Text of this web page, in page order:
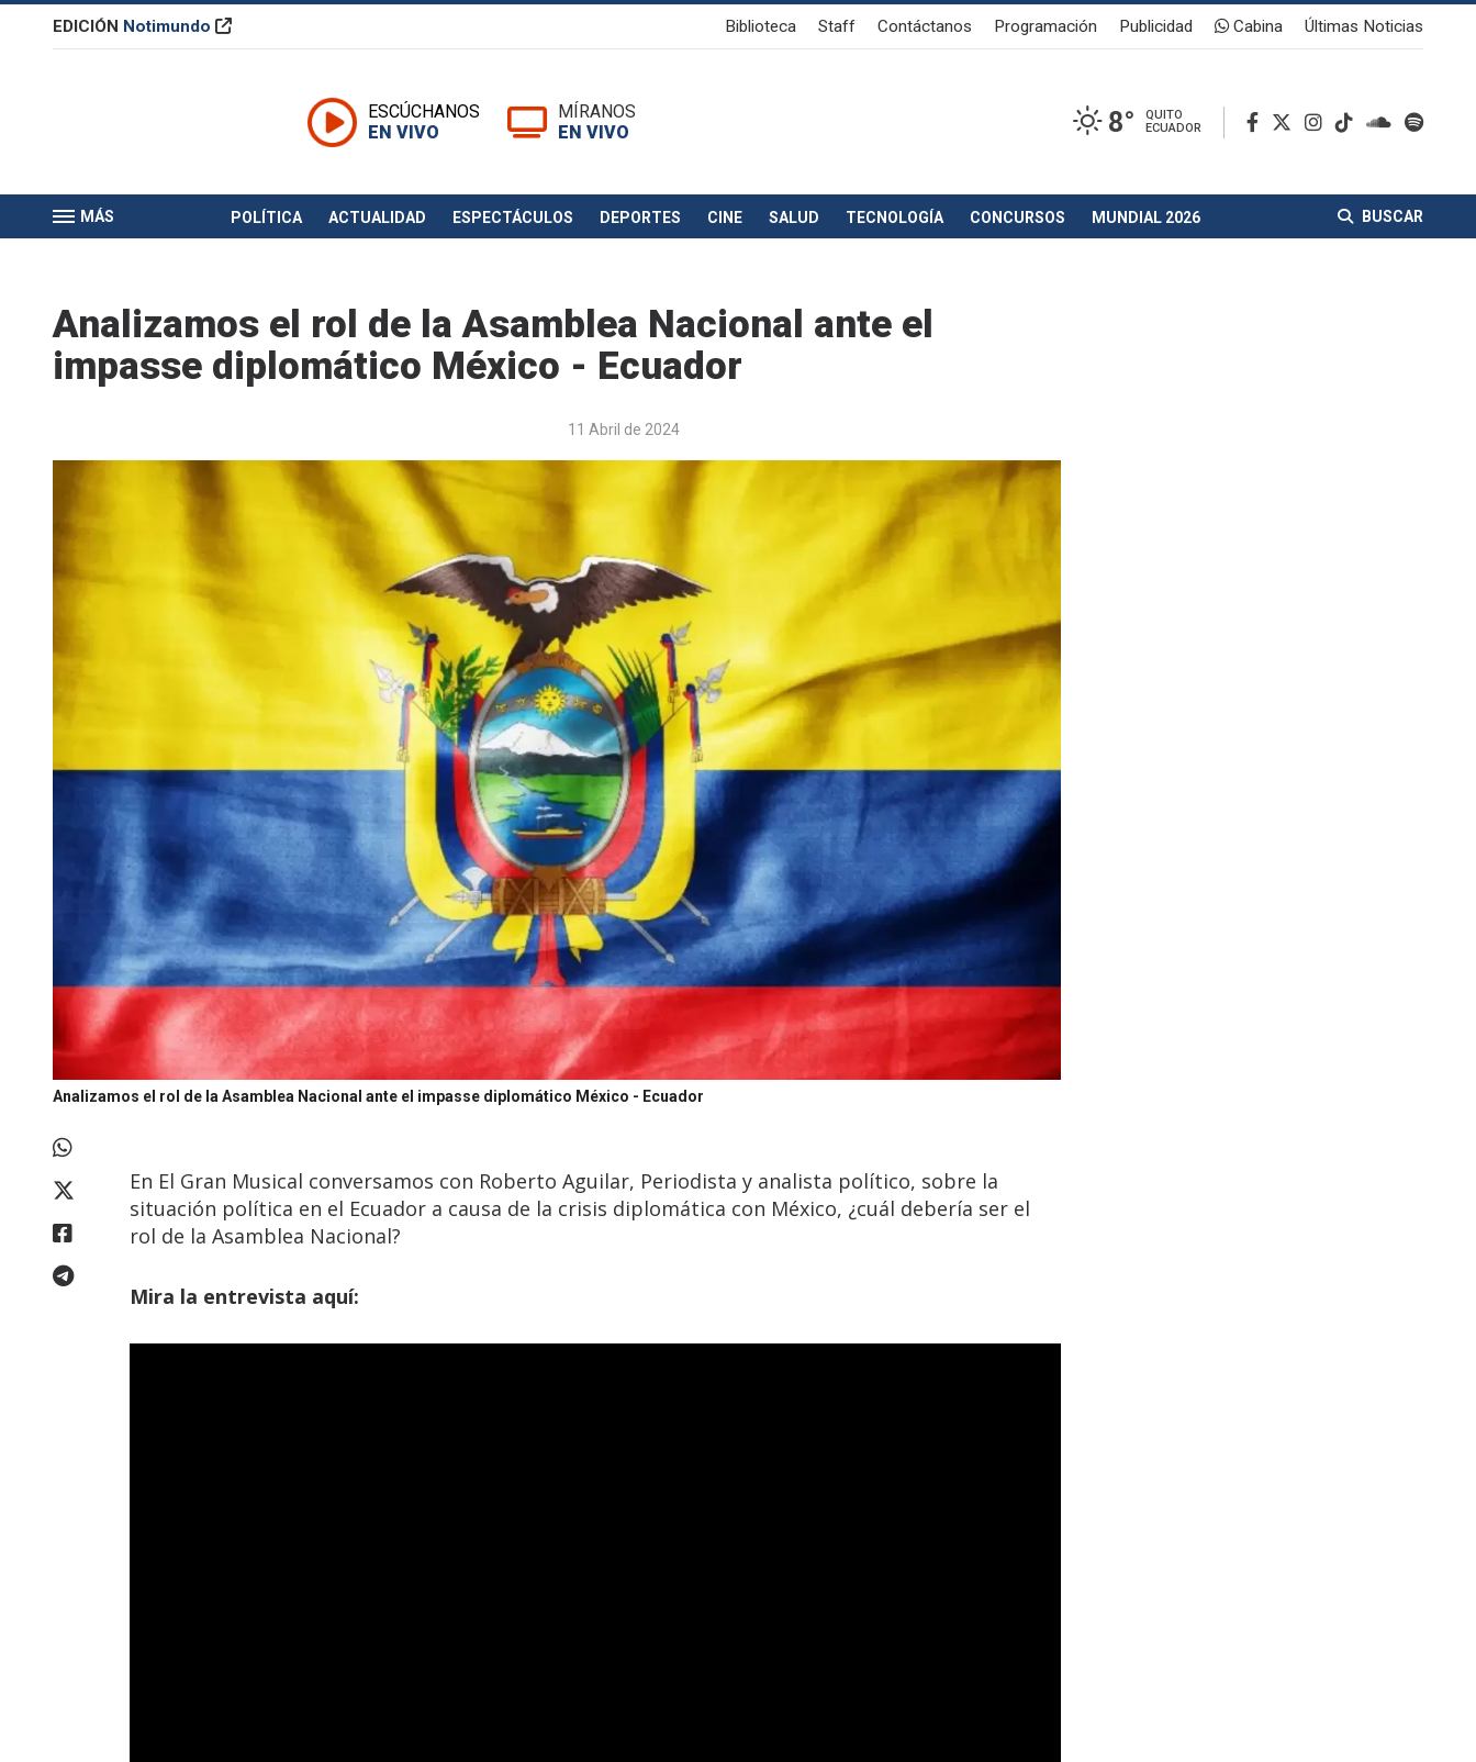
EDICIÓN Notimundo Biblioteca Staff Contáctanos Programación Publicidad Cabina Últimas Noticias
ESCÚCHANOS
EN VIVO
MÍRANOS
EN VIVO
8°
QUITO
ECUADOR
MÁS POLÍTICA ACTUALIDAD ESPECTÁCULOS DEPORTES CINE SALUD TECNOLOGÍA CONCURSOS MUNDIAL 2026 BUSCAR
Analizamos el rol de la Asamblea Nacional ante el
impasse diplomático México - Ecuador
11 Abril de 2024
Analizamos el rol de la Asamblea Nacional ante el impasse diplomático México - Ecuador
En El Gran Musical conversamos con Roberto Aguilar, Periodista y analista político, sobre la
situación política en el Ecuador a causa de la crisis diplomática con México, ¿cuál debería ser el
rol de la Asamblea Nacional?
Mira la entrevista aquí: